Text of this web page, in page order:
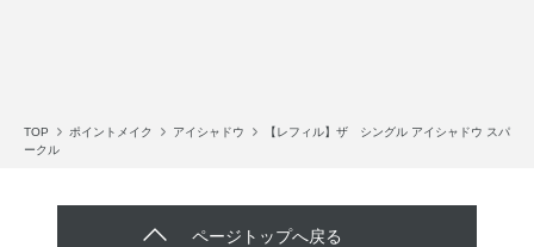
TOP ポイントメイク アイシャドウ
【レフィル】ザ シングル アイシャドウ スパ
ークル
ページトップへ戻る